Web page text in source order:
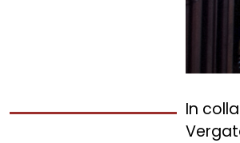
In